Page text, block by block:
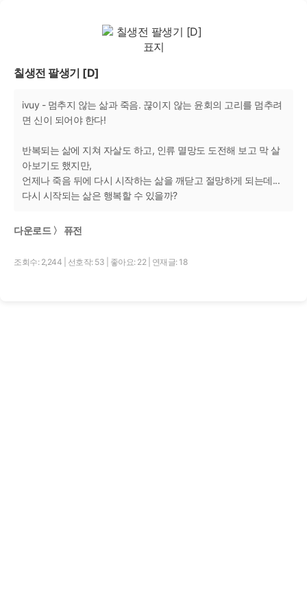
칠생전 팔생기 [D]
ivuy - 멈추지 않는 삶과 죽음. 끊이지 않는 윤회의 고리를 멈추려
면 신이 되어야 한다!
반복되는 삶에 지쳐 자살도 하고, 인류 멸망도 도전해 보고 막 살
아보기도 했지만,
언제나 죽음 뒤에 다시 시작하는 삶을 깨닫고 절망하게 되는데...
다시 시작되는 삶은 행복할 수 있을까?
다운로드 〉 퓨전
조회수: 2,244 선호작: 53 좋아요: 22 연재글: 18